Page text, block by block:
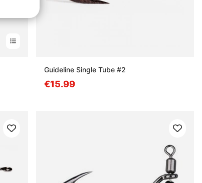
Guideline Single Tube #2
€15.99